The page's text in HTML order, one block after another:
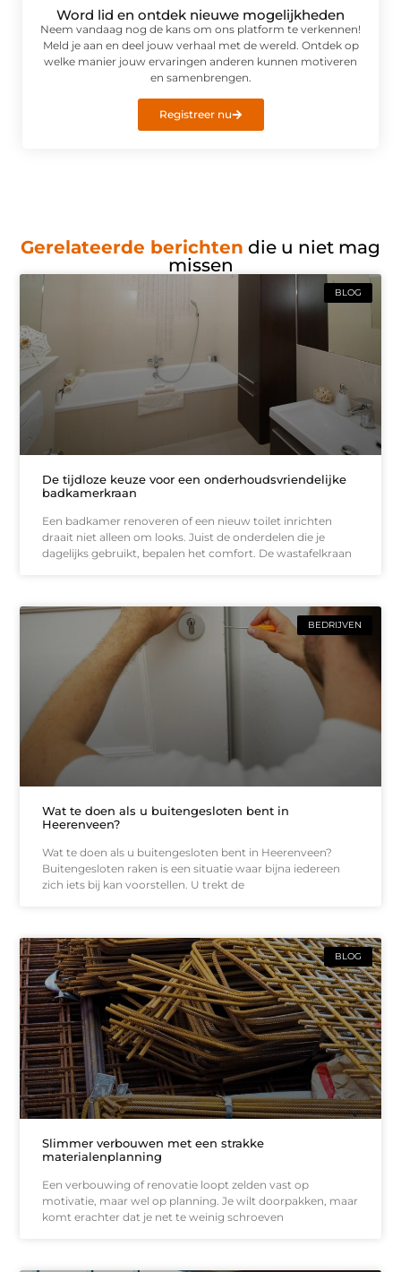
Word lid en ontdek nieuwe mogelijkheden
Neem vandaag nog de kans om ons platform te verkennen!
Meld je aan en deel jouw verhaal met de wereld. Ontdek op
welke manier jouw ervaringen anderen kunnen motiveren
en samenbrengen.
Registreer nu
Gerelateerde berichten die u niet mag
missen
BLOG
De tijdloze keuze voor een onderhoudsvriendelijke
badkamerkraan
Een badkamer renoveren of een nieuw toilet inrichten
draait niet alleen om looks. Juist de onderdelen die je
dagelijks gebruikt, bepalen het comfort. De wastafelkraan
BEDRIJVEN
Wat te doen als u buitengesloten bent in
Heerenveen?
Wat te doen als u buitengesloten bent in Heerenveen?
Buitengesloten raken is een situatie waar bijna iedereen
zich iets bij kan voorstellen. U trekt de
BLOG
Slimmer verbouwen met een strakke
materialenplanning
Een verbouwing of renovatie loopt zelden vast op
motivatie, maar wel op planning. Je wilt doorpakken, maar
komt erachter dat je net te weinig schroeven